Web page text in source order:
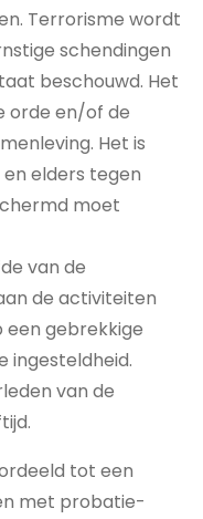
Terrorisme wordt
schendingen
beschouwd. Het
orde en/of de
Het is
elders tegen
moet
van de
de activiteiten
gebrekkige
ingesteldheid.
van de
tot een
met probatie-